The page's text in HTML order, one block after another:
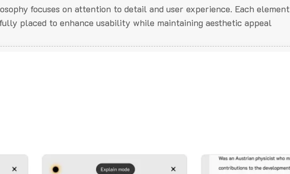
focuses on attention to detail and user experience. Each element
placed to enhance usability while maintaining aesthetic appeal.